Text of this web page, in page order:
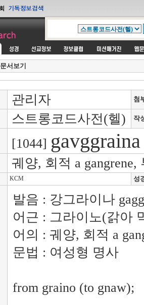
문서보기
관리자 첨
스트롱코드사전(헬) 작
[1044] gavggraina
궤양, 회적 a
KCM
성
발음 : 강그라이나
어근 : 그라이노(갉아
어의 : 궤양, 회적 a
문법 : 여성형 명사
from graino (to gnaw);